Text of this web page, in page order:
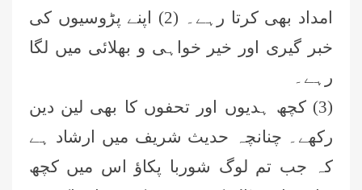
امداد بھی کرتا رہے۔ (2) اپنے پڑوسیوں کی
خبر گیری اور خیر خواہی و بھلائی میں لگا
رہے۔
(3) کچھ ہدیوں اور تحفوں کا بھی لین دین
رکھے۔ چنانچہ حدیث شریف میں ارشاد ہے
کہ جب تم لوگ شوربا پکاؤ اس میں کچھ